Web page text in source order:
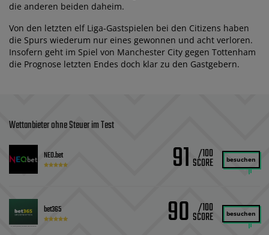
die anderen beiden daheim.
Von den letzten elf Liga-Gastspielen bei den Citizens haben
die Spurs wiederum nur eines gewonnen und acht verloren.
Insofern geht im Spiel von Manchester City gegen Tottenham
die Prognose letzten Endes doch klar zu den Gastgebern.
Wettanbieter ohne Steuer im Test
NEO.bet 91 /100 besuchen
bet365 90 /100 besuchen